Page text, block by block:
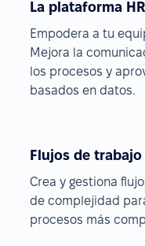
La plataforma
Empodera a tu
Mejora la
los procesos y
basados en datos.
Flujos de
Crea y gestiona
de complejidad
procesos más